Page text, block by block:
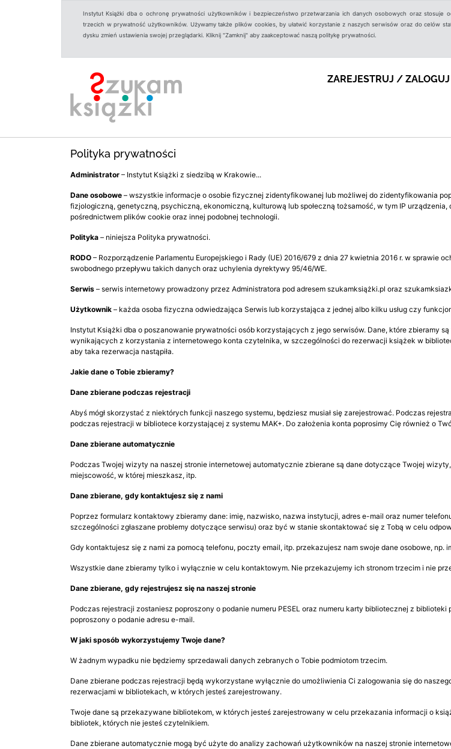
Instytut Książki dba o ochronę prywatności użytkowników i bezpieczeństwo przetwarzania ich danych osobowych oraz stosuje
trzecich w prywatność użytkowników. Używamy także plików cookies, by ułatwić korzystanie z naszych serwisów oraz do celów
dysku zmień ustawienia swojej przeglądarki. Kliknij "Zamknij" aby zaakceptować naszą politykę prywatności.
ZAREJESTRUJ / ZALOGUJ
Polityka prywatności
Administrator – Instytut Książki z siedzibą w Krakowie...
Dane osobowe – wszystkie informacje o osobie fizycznej zidentyfikowanej lub możliwej do zidentyfikowania
fizjologiczną, genetyczną, psychiczną, ekonomiczną, kulturową lub społeczną tożsamość, w tym IP
pośrednictwem plików cookie oraz innej podobnej technologii.
Polityka – niniejsza Polityka prywatności.
RODO – Rozporządzenie Parlamentu Europejskiego i Rady (UE) 2016/679 z dnia 27 kwietnia 2016 r. w
swobodnego przepływu takich danych oraz uchylenia dyrektywy 95/46/WE.
Serwis – serwis internetowy prowadzony przez Administratora pod adresem szukamksiążki.pl oraz
Użytkownik – każda osoba fizyczna odwiedzająca Serwis lub korzystająca z jednej albo kilku usług czy
Instytut Książki dba o poszanowanie prywatności osób korzystających z jego serwisów. Dane, które zbieramy
wynikających z korzystania z internetowego konta czytelnika, w szczególności do rezerwacji książek w
aby taka rezerwacja nastąpiła.
Jakie dane o Tobie zbieramy?
Dane zbierane podczas rejestracji
Abyś mógł skorzystać z niektórych funkcji naszego systemu, będziesz musiał się zarejestrować. Podczas
podczas rejestracji w bibliotece korzystającej z systemu MAK+. Do założenia konta poprosimy Cię również o
Dane zbierane automatycznie
Podczas Twojej wizyty na naszej stronie internetowej automatycznie zbierane są dane dotyczące Twojej
miejscowość, w której mieszkasz, itp.
Dane zbierane, gdy kontaktujesz się z nami
Poprzez formularz kontaktowy zbieramy dane: imię, nazwisko, nazwa instytucji, adres e-mail oraz numer
szczególności zgłaszane problemy dotyczące serwisu) oraz być w stanie skontaktować się z Tobą w celu
Gdy kontaktujesz się z nami za pomocą telefonu, poczty email, itp. przekazujesz nam swoje dane osobowe, np.
Wszystkie dane zbieramy tylko i wyłącznie w celu kontaktowym. Nie przekazujemy ich stronom trzecim i nie
Dane zbierane, gdy rejestrujesz się na naszej stronie
Podczas rejestracji zostaniesz poproszony o podanie numeru PESEL oraz numeru karty bibliotecznej z
poproszony o podanie adresu e-mail.
W jaki sposób wykorzystujemy Twoje dane?
W żadnym wypadku nie będziemy sprzedawali danych zebranych o Tobie podmiotom trzecim.
Dane zbierane podczas rejestracji będą wykorzystane wyłącznie do umożliwienia Ci zalogowania się do
rezerwacjami w bibliotekach, w których jesteś zarejestrowany.
Twoje dane są przekazywane bibliotekom, w których jesteś zarejestrowany w celu przekazania informacji o
bibliotek, których nie jesteś czytelnikiem.
Dane zbierane automatycznie mogą być użyte do analizy zachowań użytkowników na naszej stronie